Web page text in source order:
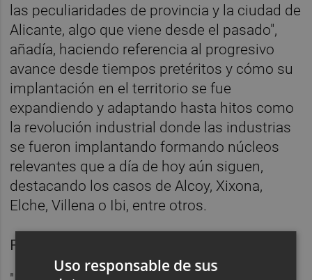
las peculiaridades de provincia y la ciudad de
Alicante, algo que viene desde el pasado",
añadía, haciendo referencia al progresivo
avance desde tiempos pretéritos y cómo su
implantación en el territorio se fue
expandiendo y adaptando hasta hitos como
la revolución industrial donde las industrias
se fueron implantando formando núcleos
relevantes que a día de hoy aún siguen,
destacando los casos de Alcoy, Xixona,
Elche, Villena o Ibi, entre otros.
Fotos: RAFA MOLINAFotos: RAFA MOLINA
Uso responsable de sus